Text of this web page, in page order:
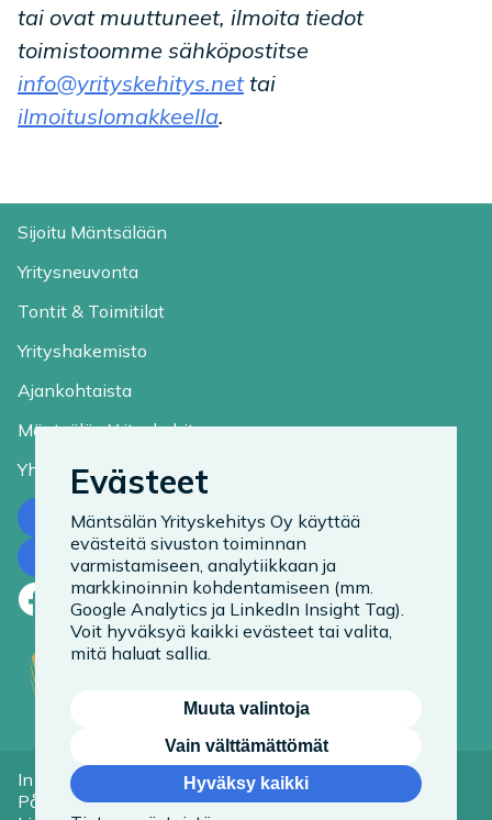
tai ovat muuttuneet, ilmoita tiedot
toimistoomme sähköpostitse
info@yrityskehitys.nettai
ilmoituslomakkeella.
Sijoitu Mäntsälään
Yritysneuvonta
Tontit & Toimitilat
Yrityshakemisto
Ajankohtaista
Mäntsälän Yrityskehitys
Yhteystiedot
Ota yhteyttä
Tilaa uutiskirje
Facebook
LinkedIn
Instagram
In English
På Svenska
Tietoa evästeistä
Saavutettavuusseloste
Evästeet
Mäntsälän Yrityskehitys Oy käyttää
evästeitä sivuston toiminnan
varmistamiseen, analytiikkaan ja
markkinoinnin kohdentamiseen (mm.
Google Analytics ja LinkedIn Insight Tag).
Voit hyväksyä kaikki evästeet tai valita,
mitä haluat sallia.
Muuta valintoja
Vain välttämättömät
Hyväksy kaikki